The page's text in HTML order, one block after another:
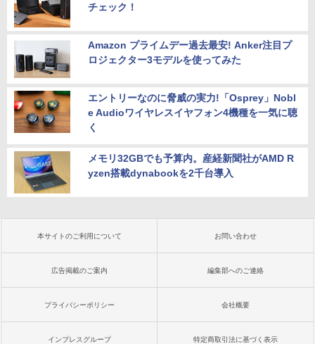
チェック！
Amazon プライムデー過去最安! Anker注目プ
ロジェクター3モデルを使ってみた
エントリーなのに脅威の実力!「Osprey」Nobl
e Audioワイヤレスイヤフォン4機種を一気に聴
く
メモリ32GBでも予算内。産経新聞社がAMD R
yzen搭載dynabookを2千台導入
本サイトのご利用について お問い合わせ
広告掲載のご案内 編集部へのご連絡
プライバシーポリシー 会社概要
インプレスグループ 特定商取引法に基づく表示